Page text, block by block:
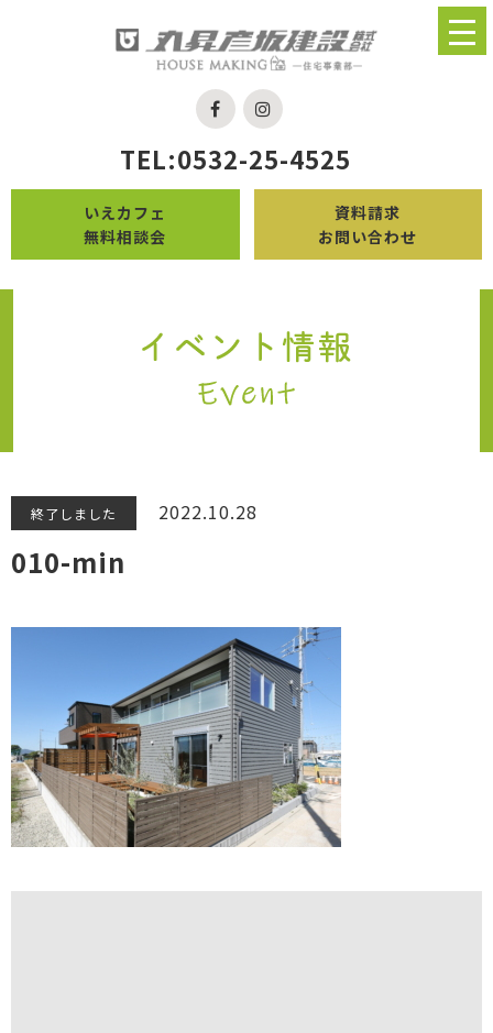
TEL:0532-25-4525
いえカフェ
無料相談会
資料請求
お問い合わせ
終了しました 2022.10.28
010-min